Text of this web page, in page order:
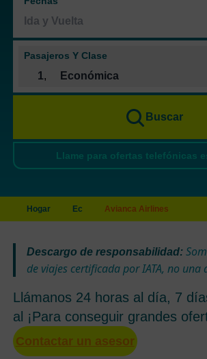
Pasajeros Y Clase
1, Económica
Buscar
Llame para ofertas telefónicas
Hogar Ec Avianca Airlines
Descargo de responsabilidad:
de viajes certificada por IATA, no una
Llámanos 24 horas al día, 7
al ¡Para conseguir grandes
Contactar un asesor